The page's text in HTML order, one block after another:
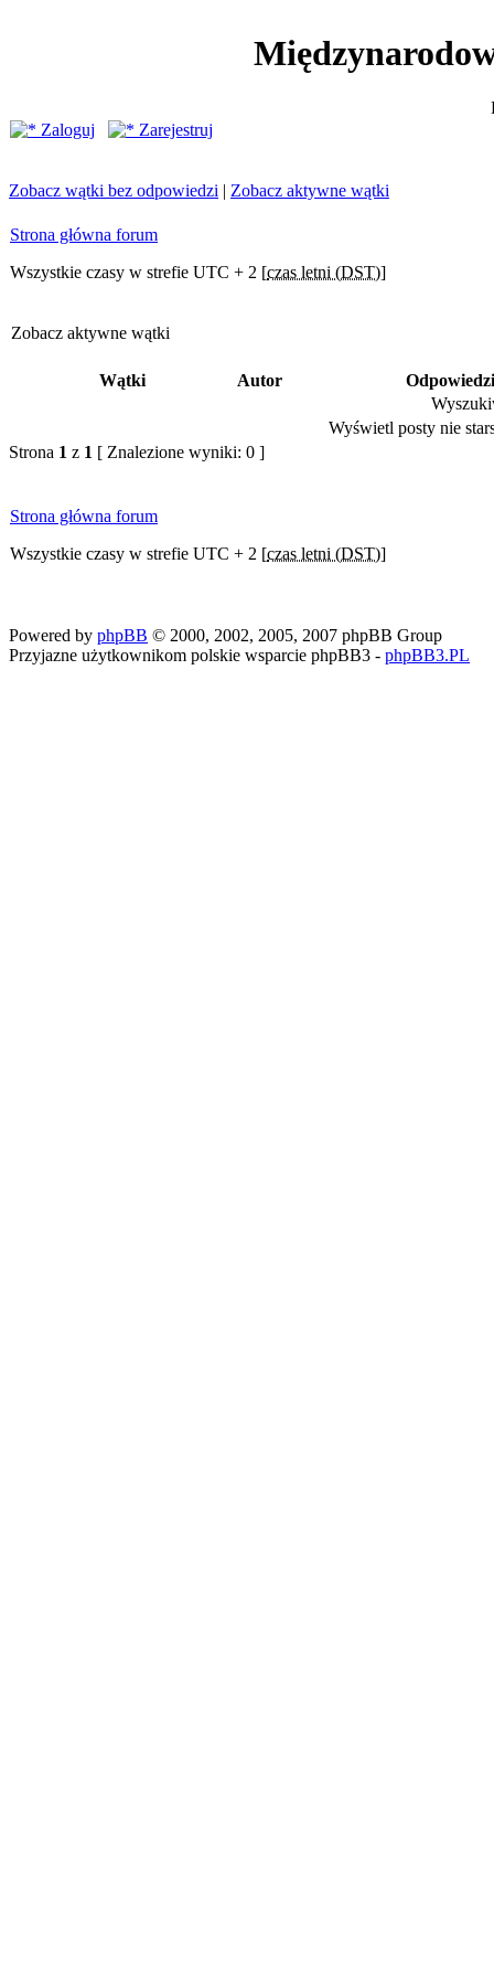
Zaloguj
Zarejestruj
Zobacz wątki bez odpowiedzi | Zobacz aktywne wątki
Strona główna forum
Wszystkie czasy w strefie UTC + 2 [czas letni (DST)]
Zobacz aktywne wątki
Wątki Autor
Wyświetl posty nie
Strona 1 z 1 [ Znalezione wyniki: 0 ]
Strona główna forum
Wszystkie czasy w strefie UTC + 2 [czas letni (DST)]
Powered by phpBB © 2000, 2002, 2005, 2007 phpBB Group
Przyjazne użytkownikom polskie wsparcie phpBB3 - phpBB3.PL